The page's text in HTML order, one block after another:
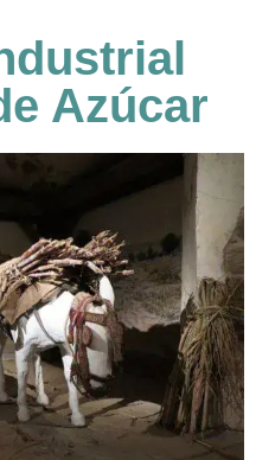
Azúcar